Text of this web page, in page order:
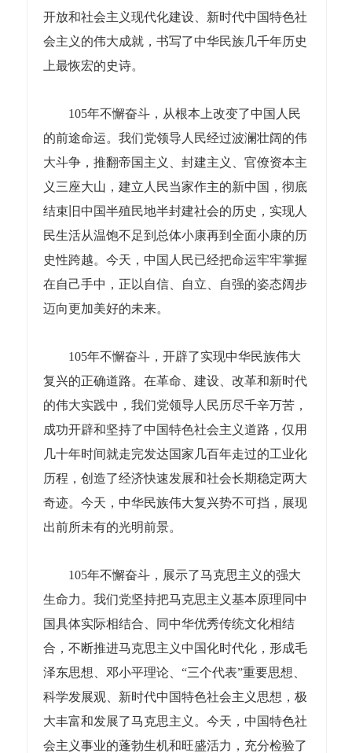
开放和社会主义现代化建设、新时代中国特色社
会主义的伟大成就，书写了中华民族几千年历史
上最恢宏的史诗。
105年不懈奋斗，从根本上改变了中国人民
的前途命运。我们党领导人民经过波澜壮阔的伟
大斗争，推翻帝国主义、封建主义、官僚资本主
义三座大山，建立人民当家作主的新中国，彻底
结束旧中国半殖民地半封建社会的历史，实现人
民生活从温饱不足到总体小康再到全面小康的历
史性跨越。今天，中国人民已经把命运牢牢掌握
在自己手中，正以自信、自立、自强的姿态阔步
迈向更加美好的未来。
105年不懈奋斗，开辟了实现中华民族伟大
复兴的正确道路。在革命、建设、改革和新时代
的伟大实践中，我们党领导人民历尽千辛万苦，
成功开辟和坚持了中国特色社会主义道路，仅用
几十年时间就走完发达国家几百年走过的工业化
历程，创造了经济快速发展和社会长期稳定两大
奇迹。今天，中华民族伟大复兴势不可挡，展现
出前所未有的光明前景。
105年不懈奋斗，展示了马克思主义的强大
生命力。我们党坚持把马克思主义基本原理同中
国具体实际相结合、同中华优秀传统文化相结
合，不断推进马克思主义中国化时代化，形成毛
泽东思想、邓小平理论、“三个代表”重要思想、
科学发展观、新时代中国特色社会主义思想，极
大丰富和发展了马克思主义。今天，中国特色社
会主义事业的蓬勃生机和旺盛活力，充分检验了